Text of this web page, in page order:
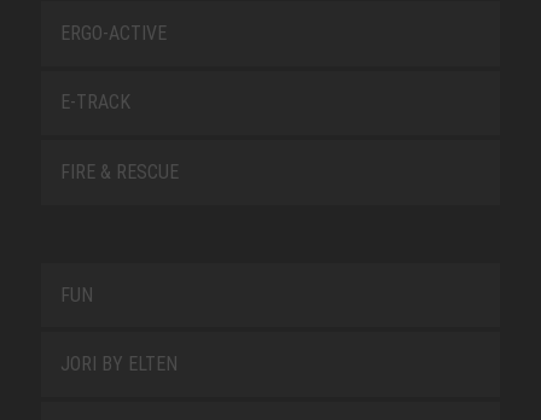
ERGO-ACTIVE
E-TRACK
FIRE & RESCUE
FUN
JORI BY ELTEN